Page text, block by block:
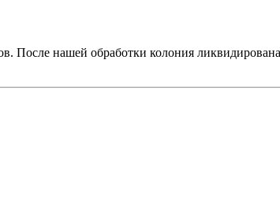
После нашей обработки колония